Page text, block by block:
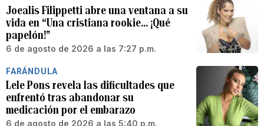
Joealis Filippetti abre una ventana a su
vida en “Una cristiana rookie… ¡Qué
papelón!”
6 de agosto de 2026 a las 7:27 p.m.
FARÁNDULA
Lele Pons revela las dificultades que
enfrentó tras abandonar su
medicación por el embarazo
6 de agosto de 2026 a las 5:40 p.m.